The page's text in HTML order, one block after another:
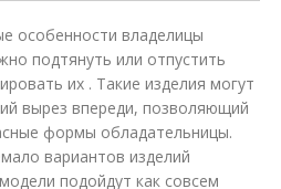
особенности владелицы
подтянуть или отпустить
их . Такие изделия могут
вырез впереди, позволяющий
формы обладательницы.
вариантов изделий
подойдут как совсем